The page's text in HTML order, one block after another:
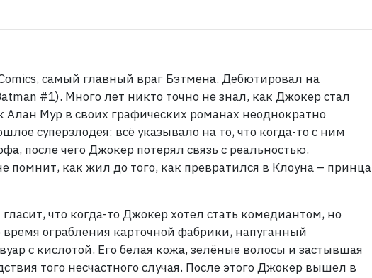
самый главный враг Бэтмена. Дебютировал на
#1). Много лет никто точно не знал, как Джокер стал
Мур в своих графических романах неоднократно
суперзлодея: всё указывало на то, что когда-то с ним
после чего Джокер потерял связь с реальностью.
помнит, как жил до того, как превратился в Клоуна – принца
что когда-то Джокер хотел стать комедиантом, но
ограбления карточной фабрики, напуганный
с кислотой. Его белая кожа, зелёные волосы и застывшая
того несчастного случая. После этого Джокер вышел в